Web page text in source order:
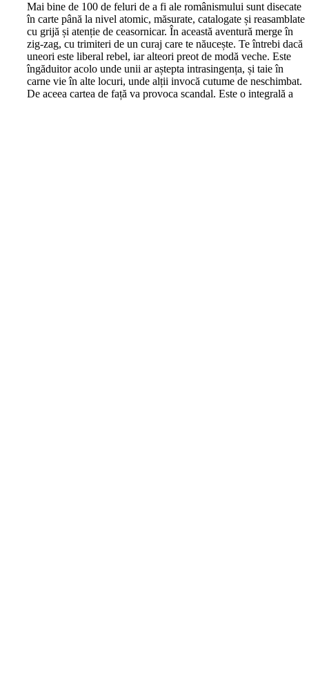
Mai bine de 100 de feluri de a fi ale românismului sunt disecate
în carte până la nivel atomic, măsurate, catalogate și reasamblate
cu grijă și atenție de ceasornicar. În această aventură merge în
zig-zag, cu trimiteri de un curaj care te năucește. Te întrebi dacă
uneori este liberal rebel, iar alteori preot de modă veche. Este
îngăduitor acolo unde unii ar aștepta intrasingența, și taie în
carne vie în alte locuri, unde alții invocă cutume de neschimbat.
De aceea cartea de față va provoca scandal. Este o integrală a